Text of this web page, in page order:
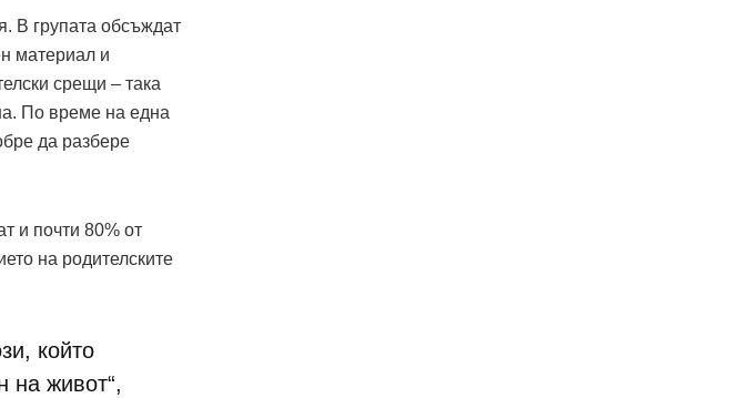
В групата обсъждат
материал и
срещи – така
По време на една
да разбере
и почти 80% от
на родителските
който
на живот“,